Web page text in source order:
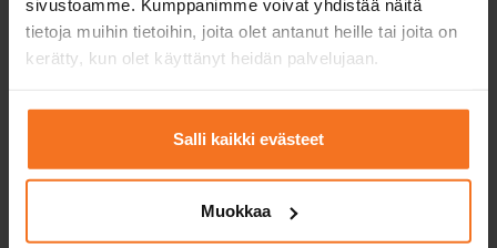
sivustoamme. Kumppanimme voivat yhdistää näitä
tietoja muihin tietoihin, joita olet antanut heille tai joita on
kerätty, kun olet käyttänyt heidän palvelujaan.
Salli kaikki evästeet
Muokkaa
Hinta valitulla
+ viranomaiskulut
399 € 469 €
Lisäajotuntipaketit